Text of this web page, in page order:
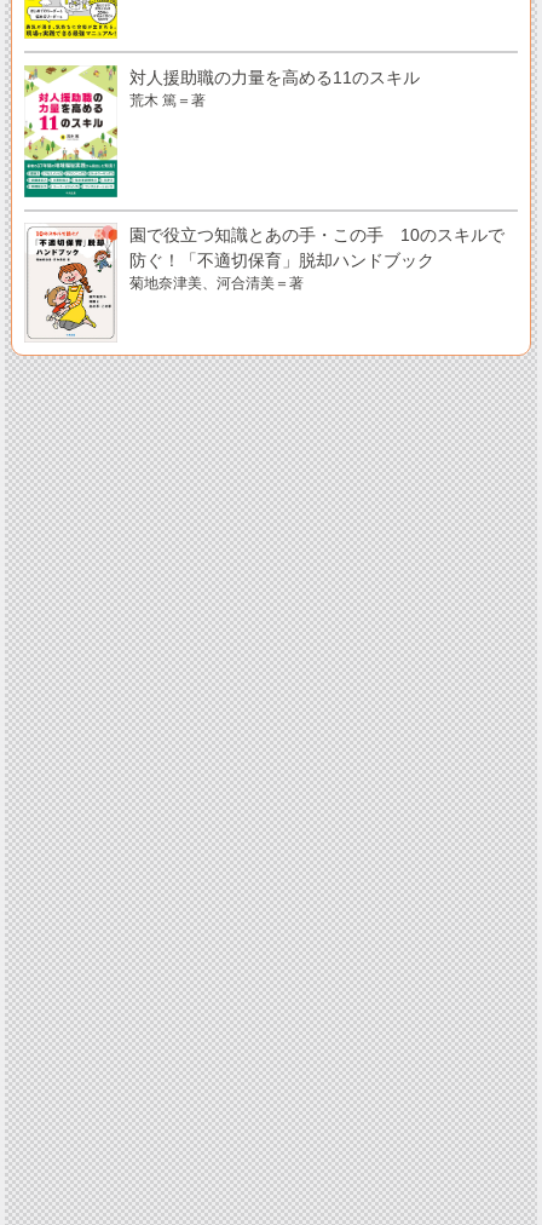
対人援助職の力量を高める11のスキル
荒木 篤＝著
園で役立つ知識とあの手・この手 10のスキルで
防ぐ！「不適切保育」脱却ハンドブック
菊地奈津美、河合清美＝著